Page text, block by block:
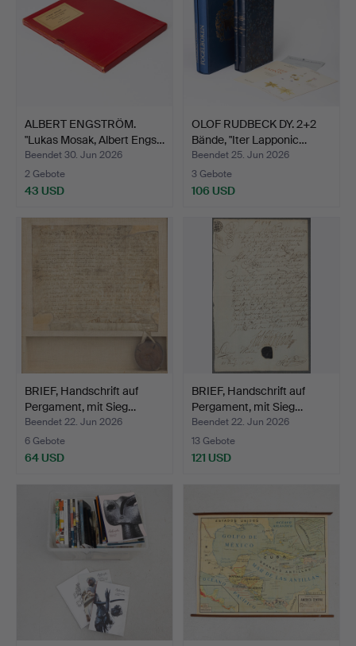
ALBERT ENGSTRÖM.
"Lukas Mosak, Albert Engs…
Beendet 30. Jun 2026
2 Gebote
43 USD
OLOF RUDBECK DY. 2+2
Bände, "Iter Lapponic…
Beendet 25. Jun 2026
3 Gebote
106 USD
BRIEF, Handschrift auf
Pergament, mit Sieg…
Beendet 22. Jun 2026
6 Gebote
64 USD
BRIEF, Handschrift auf
Pergament, mit Sieg…
Beendet 22. Jun 2026
13 Gebote
121 USD